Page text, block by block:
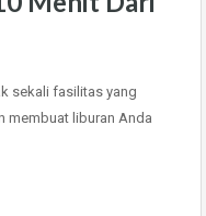
sekali fasilitas yang
membuat liburan Anda